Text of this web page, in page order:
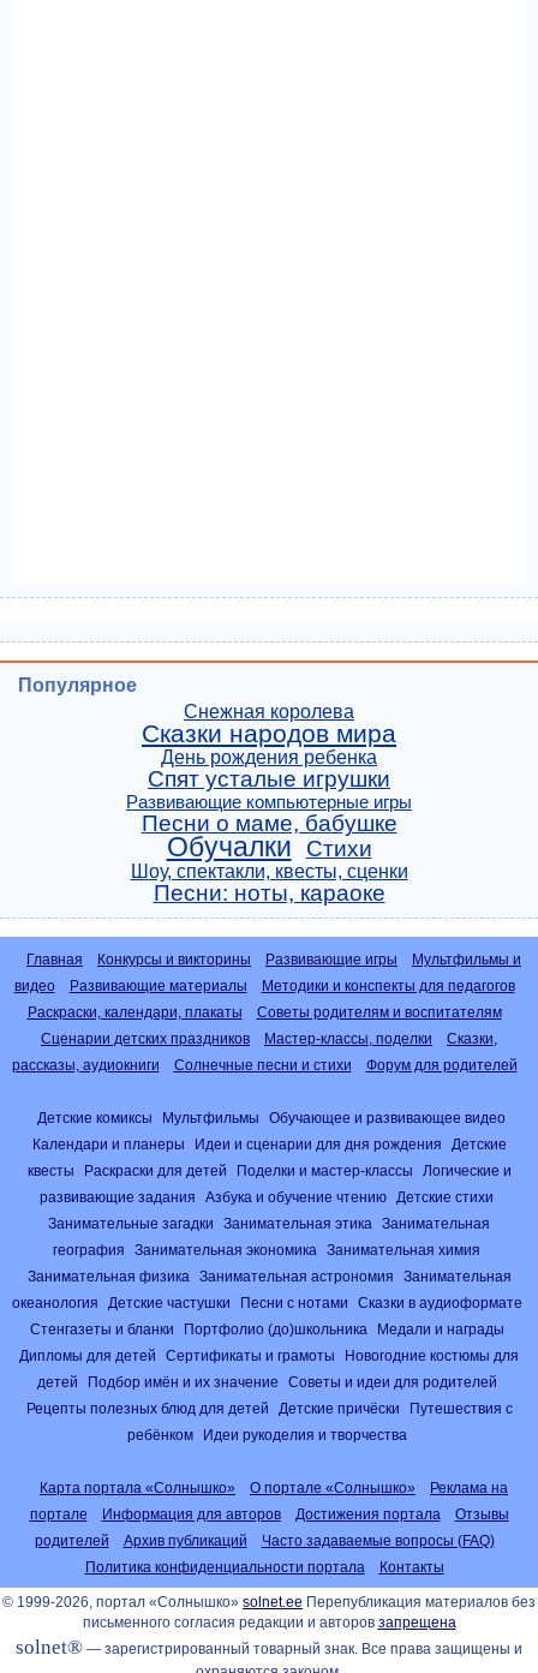
Популярное
Снежная королева
Сказки народов мира
День рождения ребенка
Спят усталые игрушки
Развивающие компьютерные игры
Песни о маме, бабушке
Обучалки Стихи
Шоу, спектакли, квесты, сценки
Песни: ноты, караоке
Главная Конкурсы и викторины Развивающие игры
Мультфильмы и
видео
Развивающие материалы
Методики и конспекты для педагогов
Раскраски, календари, плакаты
Советы родителям и воспитателям
Сценарии детских праздников
Мастер-классы, поделки
Сказки,
рассказы, аудиокниги
Солнечные песни и стихи Форум для родителей
Детские комиксы Мультфильмы
Обучающее и развивающее видео
Календари и планеры
Идеи и сценарии для дня рождения
Детские
квесты
Раскраски для детей Поделки и мастер-классы
Логические и
развивающие задания
Азбука и обучение чтению
Детские стихи
Занимательные загадки
Занимательная этика
Занимательная
география
Занимательная экономика
Занимательная химия
Занимательная физика
Занимательная астрономия
Занимательная
океанология
Детские частушки Песни с нотами
Сказки в аудиоформате
Стенгазеты и бланки
Портфолио (до)школьника
Медали и награды
Дипломы для детей
Сертификаты и грамоты
Новогодние костюмы для
детей
Подбор имён и их значение
Советы и идеи для родителей
Рецепты полезных блюд для детей
Детские причёски
Путешествия с
ребёнком
Идеи рукоделия и творчества
Карта портала «Солнышко» О портале «Солнышко»
Реклама на
портале
Информация для авторов Достижения портала
Отзывы
родителей
Архив публикаций
Часто задаваемые вопросы (FAQ)
Политика конфиденциальности портала
Контакты
© 1999-2026, портал «Солнышко» solnet.ee Перепубликация материалов без
письменного согласия редакции и авторов запрещена
solnet® — зарегистрированный товарный знак. Все права защищены и